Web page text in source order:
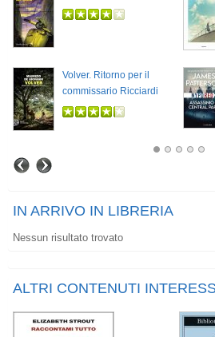
Volver. Ritorno per il
commissario Ricciardi
IN ARRIVO IN LIBRERIA
Nessun risultato trovato
ALTRI CONTENUTI